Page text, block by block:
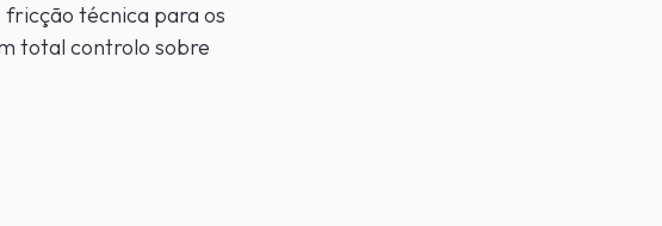
fricção técnica para os
total controlo sobre